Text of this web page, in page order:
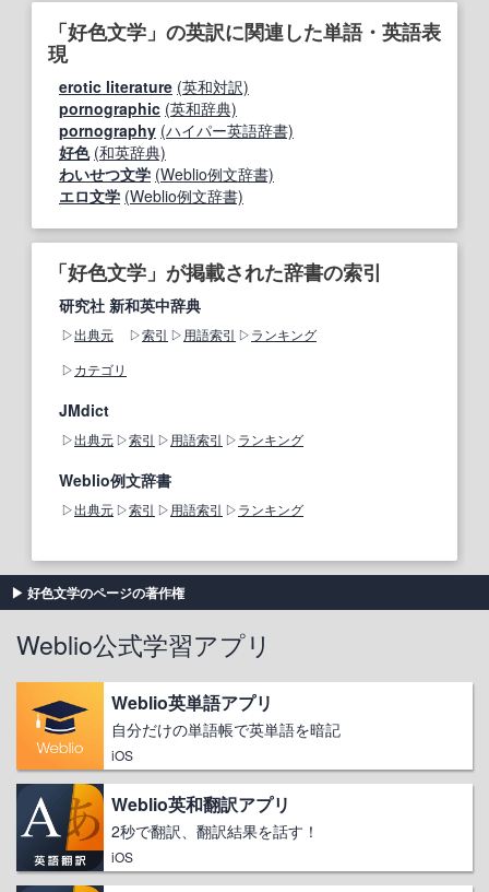
「好色文学」の英訳に関連した単語・英語表
現
erotic literature (英和対訳)
pornographic (英和辞典)
pornography (ハイパー英語辞書)
好色 (和英辞典)
わいせつ文学 (Weblio例文辞書)
エロ文学 (Weblio例文辞書)
「好色文学」が掲載された辞書の索引
研究社 新和英中辞典
出典元 索引 用語索引
ランキング
カテゴリ
JMdict
出典元 索引 用語索引 ランキング
Weblio例文辞書
出典元 索引 用語索引 ランキング
好色文学のページの著作権
Weblio公式学習アプリ
Weblio英単語アプリ
自分だけの単語帳で英単語を暗記
iOS
Weblio英和翻訳アプリ
2秒で翻訳、翻訳結果を話す！
iOS